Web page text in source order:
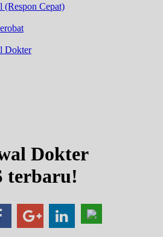
(Respon Cepat)
Dokter
Dokter
terbaru!